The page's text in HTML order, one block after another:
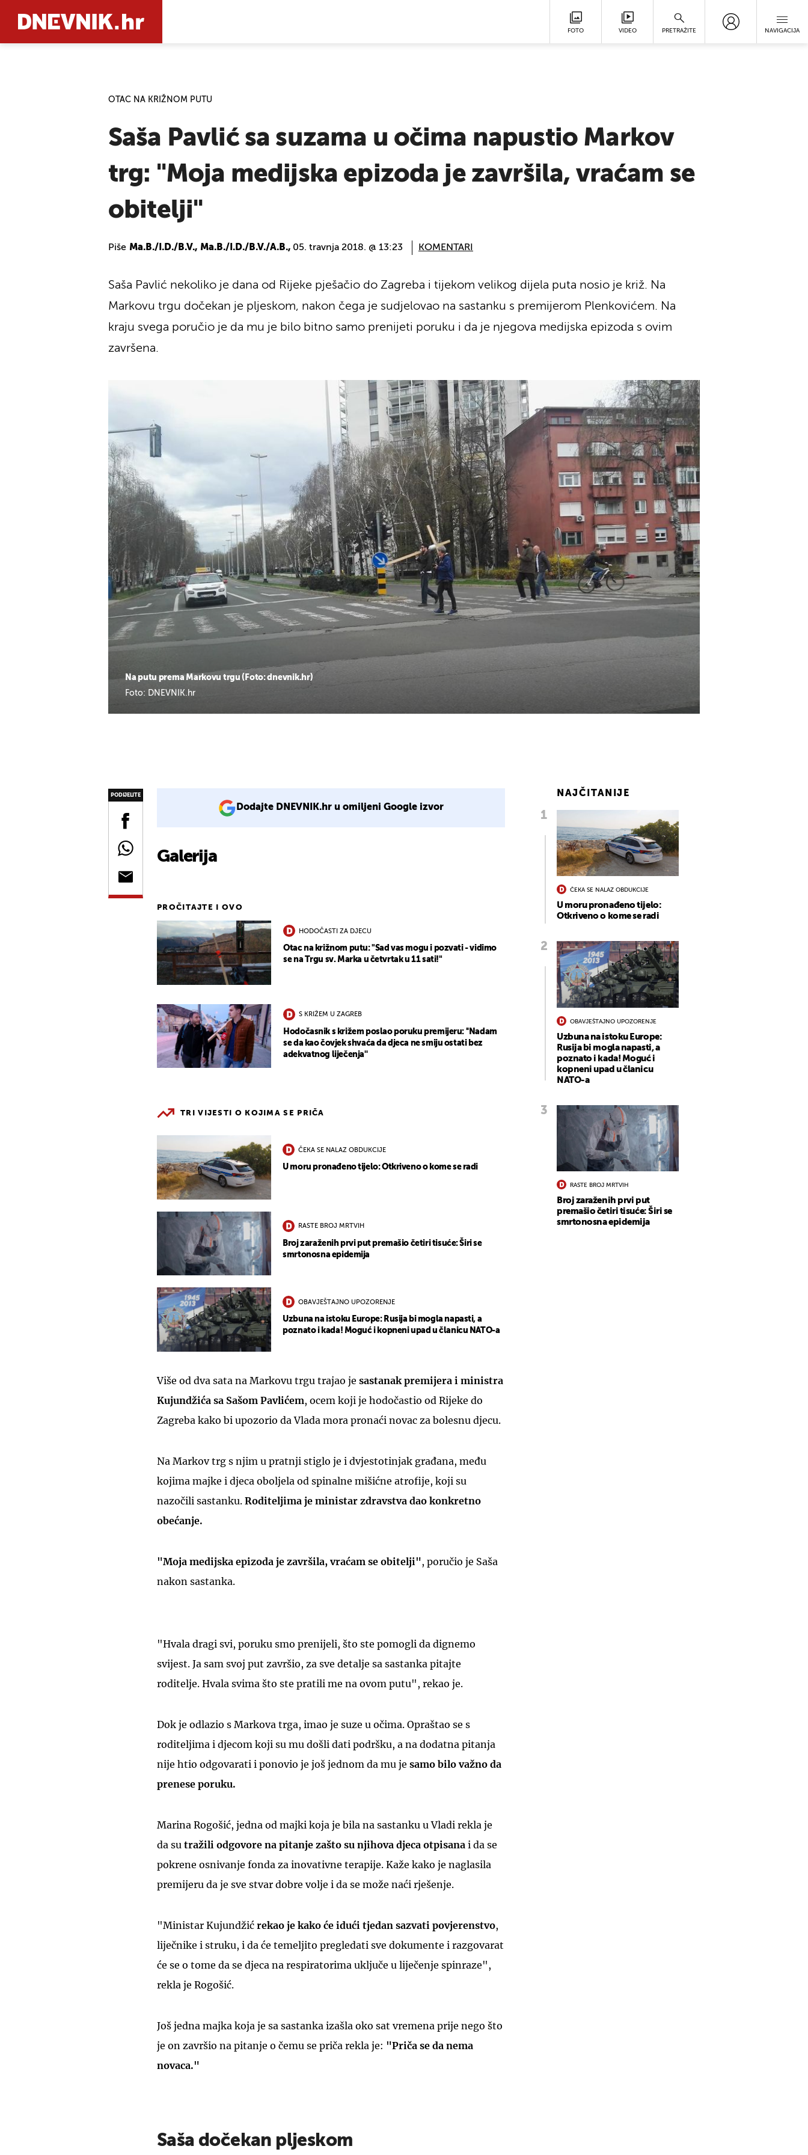
FOTO VIDEO PRETRAŽITE NAVIGACIJA
OTAC NA KRIŽNOM PUTU
Saša Pavlić sa suzama u očima napustio Markov
trg: "Moja medijska epizoda je završila, vraćam se
obitelji"
Piše Ma.B./I.D./B.V., Ma.B./I.D./B.V./A.B., 05. travnja 2018. @ 13:23 KOMENTARI
Na putu prema Markovu trgu (Foto: dnevnik.hr)
Foto: DNEVNIK.hr
Saša Pavlić nekoliko je dana od Rijeke pješačio do Zagreba i tijekom velikog dijela puta nosio je križ. Na
Markovu trgu dočekan je pljeskom, nakon čega je sudjelovao na sastanku s premijerom Plenkovićem. Na
kraju svega poručio je da mu je bilo bitno samo prenijeti poruku i da je njegova medijska epizoda s ovim
završena.
PODIJELITE
Dodajte DNEVNIK.hr u omiljeni Google izvor
Galerija
PROČITAJTE I OVO
HODOČASTI ZA DJECU
Otac na križnom putu: "Sad vas mogu i pozvati - vidimo
se na Trgu sv. Marka u četvrtak u 11 sati!"
S KRIŽEM U ZAGREB
Hodočasnik s križem poslao poruku premijeru: ''Nadam
se da kao čovjek shvaća da djeca ne smiju ostati bez
adekvatnog liječenja''
TRI VIJESTI O KOJIMA SE PRIČA
ČEKA SE NALAZ OBDUKCIJE
U moru pronađeno tijelo: Otkriveno o kome se radi
RASTE BROJ MRTVIH
Broj zaraženih prvi put premašio četiri tisuće: Širi se
smrtonosna epidemija
OBAVJEŠTAJNO UPOZORENJE
Uzbuna na istoku Europe: Rusija bi mogla napasti, a
poznato i kada! Moguć i kopneni upad u članicu NATO-a
Više od dva sata na Markovu trgu trajao je sastanak premijera i ministra
Kujundžića sa Sašom Pavlićem, ocem koji je hodočastio od Rijeke do
Zagreba kako bi upozorio da Vlada mora pronaći novac za bolesnu djecu.
Na Markov trg s njim u pratnji stiglo je i dvjestotinjak građana, među
kojima majke i djeca oboljela od spinalne mišićne atrofije, koji su
nazočili sastanku. Roditeljima je ministar zdravstva dao konkretno
obećanje.
"Moja medijska epizoda je završila, vraćam se obitelji", poručio je Saša
nakon sastanka.
"Hvala dragi svi, poruku smo prenijeli, što ste pomogli da dignemo
svijest. Ja sam svoj put završio, za sve detalje sa sastanka pitajte
roditelje. Hvala svima što ste pratili me na ovom putu", rekao je.
Dok je odlazio s Markova trga, imao je suze u očima. Opraštao se s
roditeljima i djecom koji su mu došli dati podršku, a na dodatna pitanja
nije htio odgovarati i ponovio je još jednom da mu je samo bilo važno da
prenese poruku.
Marina Rogošić, jedna od majki koja je bila na sastanku u Vladi rekla je
da su tražili odgovore na pitanje zašto su njihova djeca otpisana i da se
pokrene osnivanje fonda za inovativne terapije. Kaže kako je naglasila
premijeru da je sve stvar dobre volje i da se može naći rješenje.
"Ministar Kujundžić rekao je kako će idući tjedan sazvati povjerenstvo,
liječnike i struku, i da će temeljito pregledati sve dokumente i razgovarat
će se o tome da se djeca na respiratorima uključe u liječenje spinraze",
rekla je Rogošić.
Još jedna majka koja je sa sastanka izašla oko sat vremena prije nego što
je on završio na pitanje o čemu se priča rekla je: "Priča se da nema
novaca."
Saša dočekan pljeskom
NAJČITANIJE
ČEKA SE NALAZ OBDUKCIJE
U moru pronađeno tijelo:
Otkriveno o kome se radi
OBAVJEŠTAJNO UPOZORENJE
Uzbuna na istoku Europe:
Rusija bi mogla napasti, a
poznato i kada! Moguć i
kopneni upad u članicu
NATO-a
RASTE BROJ MRTVIH
Broj zaraženih prvi put
premašio četiri tisuće: Širi se
smrtonosna epidemija